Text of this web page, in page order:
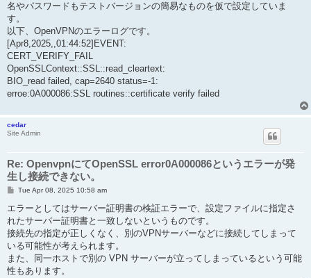
名やパスワードもテストバージョンの簡易なものを仮で設定していま
す。
以下、OpenVPNのエラーログです。
[Apr8,2025,,01:44:52]EVENT:
CERT_VERIFY_FAIL
OpenSSLContext::SSL::read_cleartext:
BIO_read failed, cap=2640 status=-1:
erroe:0A000086:SSL routines::certificate verify failed
cedar
Site Admin
Re: OpenvpnにてOpenSSL error0A000086というエラーが発
生し接続できない。
P
s
Tue Apr 08, 2025 10:58 am
エラーとしてはサーバー証明書の検証エラーで、設定ファイルに指定さ
れたサーバー証明書と一致しないというものです。
接続先の指定が正しくなく、別のVPNサーバーなどに接続してしまって
いる可能性が考えられます。
また、同一ホストで別の VPN サーバーが立ってしまっているという可能
性もあります。